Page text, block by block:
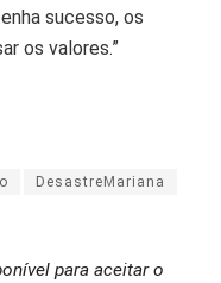
sucesso, os
os valores.”
DesastreMariana
para aceitar o